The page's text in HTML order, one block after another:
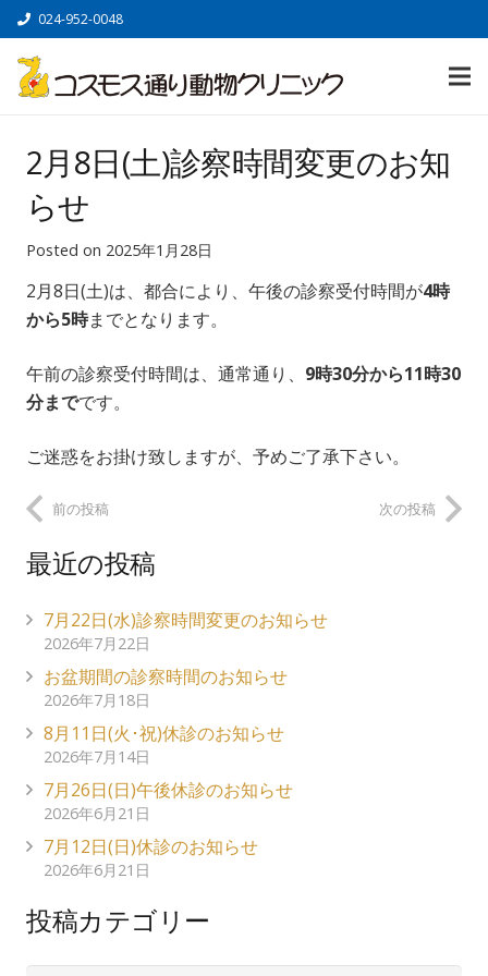
024-952-0048
2月8日(土)診察時間変更のお知
らせ
Posted on 2025年1月28日
2月8日(土)は、都合により、午後の診察受付時間が4時
から5時までとなります。
午前の診察受付時間は、通常通り、 9時30分から11時30
分までです。
ご迷惑をお掛け致しますが、予めご了承下さい。
前の投稿 次の投稿
最近の投稿
7月22日(水)診察時間変更のお知らせ
2026年7月22日
お盆期間の診察時間のお知らせ
2026年7月18日
8月11日(火･祝)休診のお知らせ
2026年7月14日
7月26日(日)午後休診のお知らせ
2026年6月21日
7月12日(日)休診のお知らせ
2026年6月21日
投稿カテゴリー